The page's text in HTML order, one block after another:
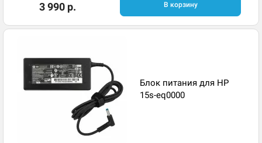
3 990 р. В корзину
Блок питания для HP
15s-eq0000